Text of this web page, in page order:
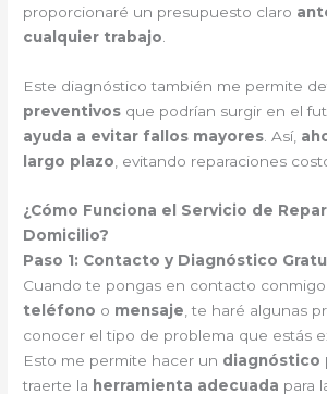
proporcionaré un presupuesto claro
cualquier trabajo
Este diagnóstico también me permite
preventivos que podrían surgir en el
ayuda a evitar fallos mayores . Así,
largo plazo , evitando reparaciones
¿Cómo Funciona el Servicio de
Domicilio?
Paso 1: Contacto y Diagnóstico
Cuando te pongas en contacto
teléfono o mensaje , te haré algunas
conocer el tipo de problema que estás
Esto me permite hacer un diagnóstico
traerte la herramienta adecuada para